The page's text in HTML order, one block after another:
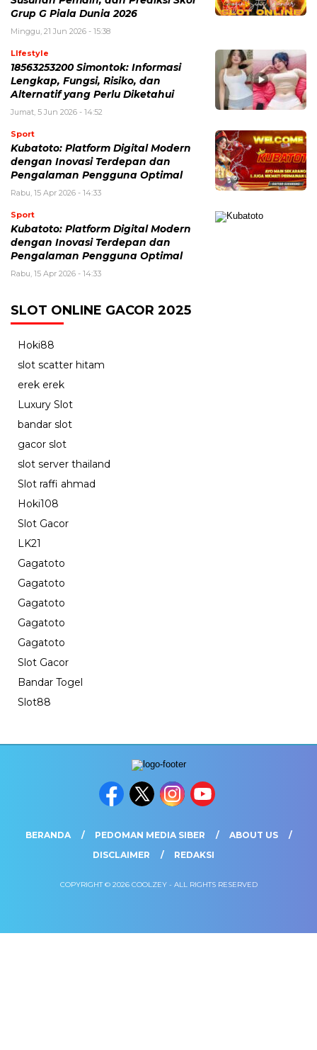
Grup G Piala Dunia 2026
Minggu, 21 Jun 2026 - 15:38
LIfestyle
18563253200 Simontok: Informasi
Lengkap, Fungsi, Risiko, dan
Alternatif yang Perlu Diketahui
Jumat, 5 Jun 2026 - 14:52
Sport
Kubatoto: Platform Digital Modern
dengan Inovasi Terdepan dan
Pengalaman Pengguna Optimal
Rabu, 15 Apr 2026 - 14:33
Sport
Kubatoto: Platform Digital Modern
dengan Inovasi Terdepan dan
Pengalaman Pengguna Optimal
Rabu, 15 Apr 2026 - 14:33
SLOT ONLINE GACOR 2025
Hoki88
slot scatter hitam
erek erek
Luxury Slot
bandar slot
gacor slot
slot server thailand
Slot raffi ahmad
Hoki108
Slot Gacor
LK21
Gagatoto
Gagatoto
Gagatoto
Gagatoto
Gagatoto
Slot Gacor
Bandar Togel
Slot88
BERANDA PEDOMAN MEDIA SIBER
ABOUT US
DISCLAIMER
REDAKSI
COPYRIGHT © 2026 COOLZEY - ALL RIGHTS RESERVED